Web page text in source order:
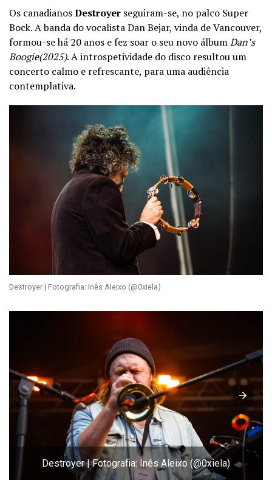
Os canadianosDestroyer seguiram-se, no palco Super
Bock. A banda do vocalista Dan Bejar, vinda de Vancouver,
formou-se há 20 anos e fez soar o seu novo álbumDan’s
Boogie(2025). A introspetividade do disco resultou um
concerto calmo e refrescante, para uma audiência
contemplativa.
Destroyer | Fotografia: Inês Aleixo (@0xiela)
Destroyer | Fotografia: Inês Aleixo (@0xiela)